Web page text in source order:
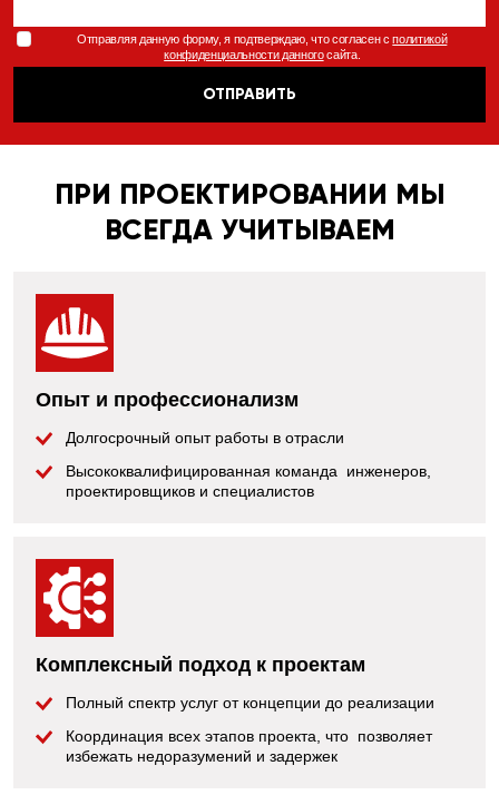
Отправляя данную форму, я подтверждаю, что согласен сполитикой
конфиденциальности данногосайта.
ОТПРАВИТЬ
ПРИ ПРОЕКТИРОВАНИИ МЫ
ВСЕГДА УЧИТЫВАЕМ
Опыт и профессионализм
Долгосрочный опыт работы в отрасли
Высококвалифицированная команда инженеров,
проектировщиков и специалистов
Комплексный подход к проектам
Полный спектр услуг от концепции до реализации
Координация всех этапов проекта, что позволяет
избежать недоразумений и задержек